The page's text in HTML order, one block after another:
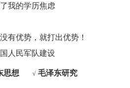
我的学历焦虑
有优势，就打出优势！
人民军队建设
思想 √ 毛泽东研究